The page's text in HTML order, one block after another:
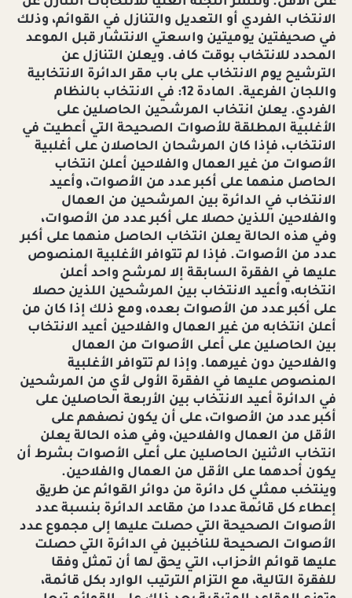
الانتخاب الفردي أو التعديل والتنازل في القوائم، وذلك
في صحيفتين يوميتين واسعتي الانتشار قبل الموعد
المحدد للانتخاب بوقت كاف. ويعلن التنازل عن
الترشيح يوم الانتخاب على باب مقر الدائرة الانتخابية
واللجان الفرعية. المادة 12: في الانتخاب بالنظام
الفردي. يعلن انتخاب المرشحين الحاصلين على
الأغلبية المطلقة للأصوات الصحيحة التي أعطيت في
الانتخاب، فإذا كان المرشحان الحاصلان على أغلبية
الأصوات من غير العمال والفلاحين أعلن انتخاب
الحاصل منهما على أكبر عدد من الأصوات، وأعيد
الانتخاب في الدائرة بين المرشحين من العمال
والفلاحين اللذين حصلا على أكبر عدد من الأصوات،
وفي هذه الحالة يعلن انتخاب الحاصل منهما على أكبر
عدد من الأصوات. فإذا لم تتوافر الأغلبية المنصوص
عليها في الفقرة السابقة إلا لمرشح واحد أعلن
انتخابه، وأعيد الانتخاب بين المرشحين اللذين حصلا
على أكبر عدد من الأصوات بعده، ومع ذلك إذا كان من
أعلن انتخابه من غير العمال والفلاحين أعيد الانتخاب
بين الحاصلين على أعلى الأصوات من العمال
والفلاحين دون غيرهما. وإذا لم تتوافر الأغلبية
المنصوص عليها في الفقرة الأولى لأي من المرشحين
في الدائرة أعيد الانتخاب بين الأربعة الحاصلين على
أكبر عدد من الأصوات، على أن يكون نصفهم على
الأقل من العمال والفلاحين، وفي هذه الحالة يعلن
انتخاب الاثنين الحاصلين على أعلى الأصوات بشرط أن
يكون أحدهما على الأقل من العمال والفلاحين.
وينتخب ممثلي كل دائرة من دوائر القوائم عن طريق
إعطاء كل قائمة عددا من مقاعد الدائرة بنسبة عدد
الأصوات الصحيحة التي حصلت عليها إلى مجموع عدد
الأصوات الصحيحة للناخبين في الدائرة التي حصلت
عليها قوائم الأحزاب، التي يحق لها أن تمثل وفقا
للفقرة التالية، مع التزام الترتيب الوارد بكل قائمة،